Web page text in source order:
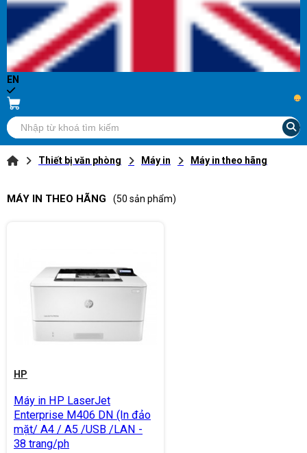
EN
...
Thiết bị văn phòng Máy in Máy in theo hãng
MÁY IN THEO HÃNG (50 sản phẩm)
HP
Máy in HP LaserJet
Enterprise M406 DN (In đảo
mặt/ A4 / A5 /USB /LAN -
38 trang/ph